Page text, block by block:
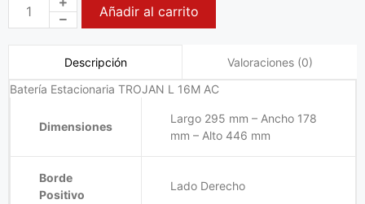
Añadir al carrito
Descripción
Valoraciones (0)
Batería Estacionaria TROJAN L 16M AC
Dimensiones
Largo 295 mm – Ancho 178
mm – Alto 446 mm
Borde
Positivo
Lado Derecho